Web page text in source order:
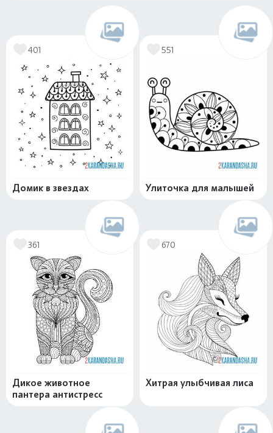
401
Домик в звездах
551
Улиточка для малышей
361
Дикое животное
пантера антистресс
670
Хитрая улыбчивая лиса